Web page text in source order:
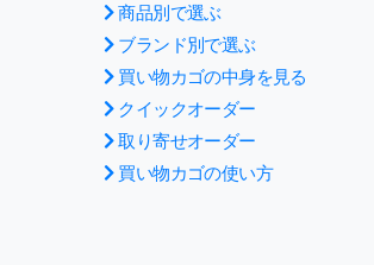
商品別で選ぶ
ブランド別で選ぶ
買い物カゴの中身を見る
クイックオーダー
取り寄せオーダー
買い物カゴの使い方